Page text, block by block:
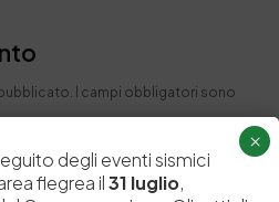
I campi obbligatori sono
degli eventi sismici
flegrea il31 luglio,
×